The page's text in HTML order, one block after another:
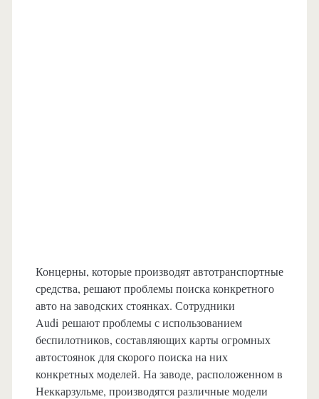
Концерны, которые производят автотранспортные
средства, решают проблемы поиска конкретного
авто на заводских стоянках. Сотрудники
Audi решают проблемы с использованием
беспилотников, составляющих карты огромных
автостоянок для скорого поиска на них
конкретных моделей. На заводе, расположенном в
Неккарзульме, производятся различные модели